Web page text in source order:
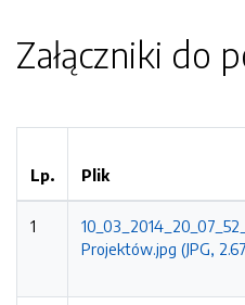
Załączniki do
Lp. Plik
1
Projektów.jpg (JPG,